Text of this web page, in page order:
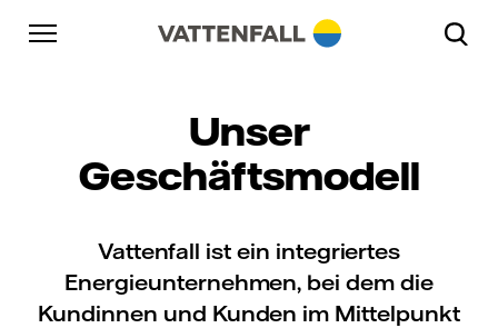
Überspringen
Zurück zur Hauptnavigation
Gehe zur Fußzeile
Unser
Geschäftsmodell
Vattenfall ist ein integriertes
Energieunternehmen, bei dem die
Kundinnen und Kunden im Mittelpunkt
Zurück zur Hauptnavigation